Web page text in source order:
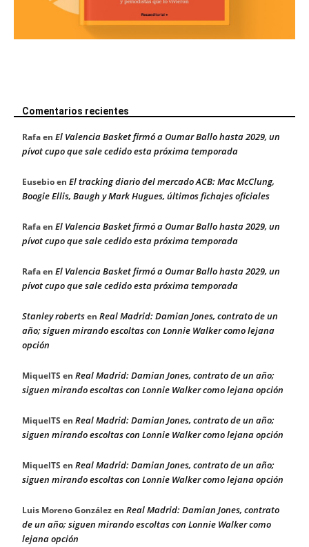
Comentarios recientes
Rafaen El Valencia Basket firmó a Oumar Ballo hasta 2029, un
pívot cupo que sale cedido esta próxima temporada
Eusebioen El tracking diario del mercado ACB: Mac McClung,
Boogie Ellis, Baugh y Mark Hugues, últimos fichajes oficiales
Rafaen El Valencia Basket firmó a Oumar Ballo hasta 2029, un
pívot cupo que sale cedido esta próxima temporada
Rafaen El Valencia Basket firmó a Oumar Ballo hasta 2029, un
pívot cupo que sale cedido esta próxima temporada
Stanley robertsen Real Madrid: Damian Jones, contrato de un
año; siguen mirando escoltas con Lonnie Walker como lejana
opción
MiquelTS en Real Madrid: Damian Jones, contrato de un año;
siguen mirando escoltas con Lonnie Walker como lejana opción
MiquelTS en Real Madrid: Damian Jones, contrato de un año;
siguen mirando escoltas con Lonnie Walker como lejana opción
MiquelTS en Real Madrid: Damian Jones, contrato de un año;
siguen mirando escoltas con Lonnie Walker como lejana opción
Luis Moreno Gonzálezen Real Madrid: Damian Jones, contrato
de un año; siguen mirando escoltas con Lonnie Walker como
lejana opción